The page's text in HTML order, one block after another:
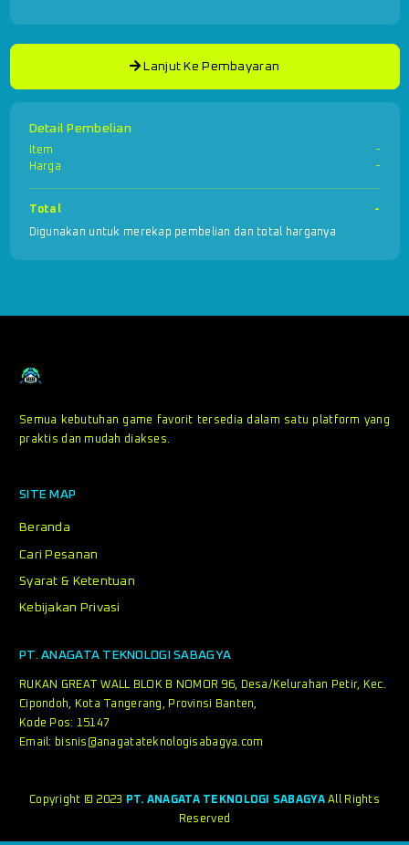
Lanjut Ke Pembayaran
Detail Pembelian
Item
-
Harga
-
Total
-
Digunakan untuk merekap pembelian dan total harganya
Semua kebutuhan game favorit tersedia dalam satu platform yang
praktis dan mudah diakses.
SITE MAP
Beranda
Cari Pesanan
Syarat & Ketentuan
Kebijakan Privasi
PT. ANAGATA TEKNOLOGI SABAGYA
RUKAN GREAT WALL BLOK B NOMOR 96, Desa/Kelurahan Petir, Kec.
Cipondoh, Kota Tangerang, Provinsi Banten,
Kode Pos: 15147
Email: bisnis@anagatateknologisabagya.com
Copyright © 2023 PT. ANAGATA TEKNOLOGI SABAGYAAll Rights
Reserved